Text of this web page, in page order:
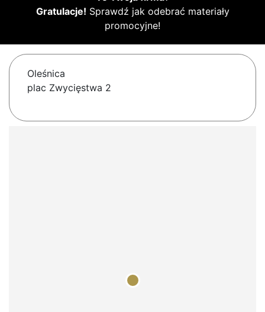
Gratulacje! Sprawdź jak odebrać materiały
promocyjne!
Oleśnica
plac Zwycięstwa 2